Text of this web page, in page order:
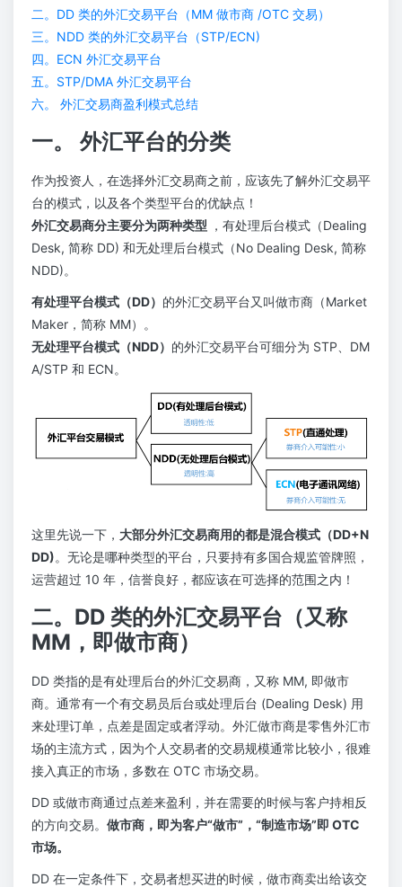
二。DD 类的外汇交易平台（MM 做市商 /OTC 交易）
三。NDD 类的外汇交易平台（STP/ECN)
四。ECN 外汇交易平台
五。STP/DMA 外汇交易平台
六。 外汇交易商盈利模式总结
一。 外汇平台的分类
作为投资人，在选择外汇交易商之前，应该先了解外汇交易平
台的模式，以及各个类型平台的优缺点！
外汇交易商分主要分为两种类型 ，有处理后台模式（Dealing
Desk, 简称 DD) 和无处理后台模式（No Dealing Desk, 简称
NDD)。
有处理平台模式（DD） 的外汇交易平台又叫做市商（Market
Maker，简称 MM）。
无处理平台模式（NDD） 的外汇交易平台可细分为 STP、DM
A/STP 和 ECN。
这里先说一下， 大部分外汇交易商用的都是混合模式（DD+N
DD)。无论是哪种类型的平台，只要持有多国合规监管牌照，
运营超过 10 年，信誉良好，都应该在可选择的范围之内！
二。DD 类的外汇交易平台（又称
MM，即做市商）
DD 类指的是有处理后台的外汇交易商，又称 MM, 即做市
商。通常有一个有交易员后台或处理后台 (Dealing Desk) 用
来处理订单，点差是固定或者浮动。外汇做市商是零售外汇市
场的主流方式，因为个人交易者的交易规模通常比较小，很难
接入真正的市场，多数在 OTC 市场交易。
DD 或做市商通过点差来盈利，并在需要的时候与客户持相反
的方向交易。 做市商，即为客户“做市”，“制造市场”即 OTC
市场。
DD 在一定条件下，交易者想买进的时候，做市商卖出给该交